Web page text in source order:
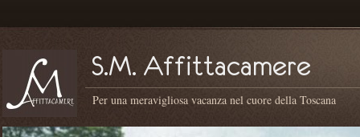
Per una meravigliosa vacanza nel cuore della Toscana